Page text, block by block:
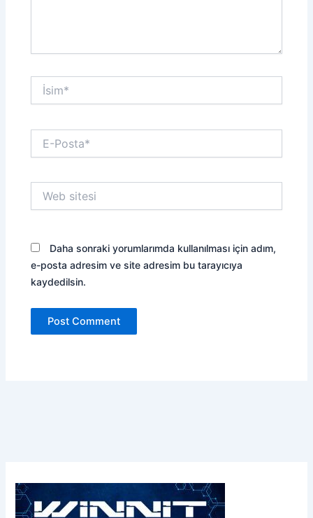
İsim*
Posta*
sitesi
Daha sonraki yorumlarımda kullanılması için adım,
e-posta adresim ve site adresim bu tarayıcıya
kaydedilsin.